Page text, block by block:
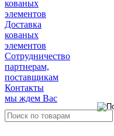
кованых
элементов
Доставка
кованых
элементов
Сотрудничество
партнерам,
поставщикам
Контакты
мы ждем Вас